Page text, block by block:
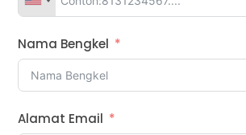
Nama Bengkel
Alamat Email